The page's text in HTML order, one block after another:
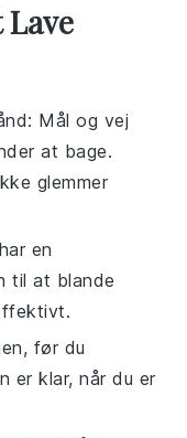
Lave
: Mål og vej
at bage.
glemmer
en
til at blande
før du
er klar, når du er